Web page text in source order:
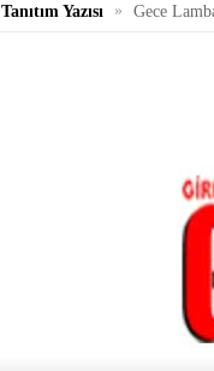
Tanıtım Yazısı » Gece